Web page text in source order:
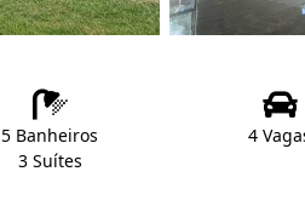
5 Banheiros
3 Suítes
4